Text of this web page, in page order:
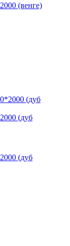
(венге)
(дуб
(дуб